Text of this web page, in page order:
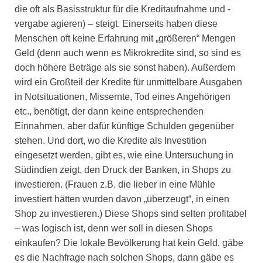
die oft als Basisstruktur für die Kreditaufnahme und -
vergabe agieren) – steigt. Einerseits haben diese
Menschen oft keine Erfahrung mit „größeren“ Mengen
Geld (denn auch wenn es Mikrokredite sind, so sind es
doch höhere Beträge als sie sonst haben). Außerdem
wird ein Großteil der Kredite für unmittelbare Ausgaben
in Notsituationen, Missernte, Tod eines Angehörigen
etc., benötigt, der dann keine entsprechenden
Einnahmen, aber dafür künftige Schulden gegenüber
stehen. Und dort, wo die Kredite als Investition
eingesetzt werden, gibt es, wie eine Untersuchung in
Südindien zeigt, den Druck der Banken, in Shops zu
investieren. (Frauen z.B. die lieber in eine Mühle
investiert hätten wurden davon „überzeugt“, in einen
Shop zu investieren.) Diese Shops sind selten profitabel
– was logisch ist, denn wer soll in diesen Shops
einkaufen? Die lokale Bevölkerung hat kein Geld, gäbe
es die Nachfrage nach solchen Shops, dann gäbe es